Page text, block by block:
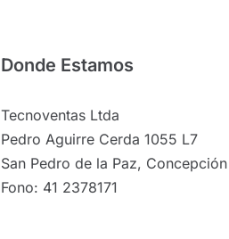
Donde Estamos
Tecnoventas Ltda
Pedro Aguirre Cerda 1055 L7
San Pedro de la Paz, Concepción
Fono: 41 2378171